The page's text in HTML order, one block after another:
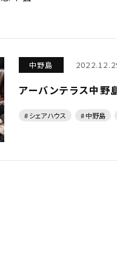
中野島
アーバンテラス中野
# シェアハウス # 中野島